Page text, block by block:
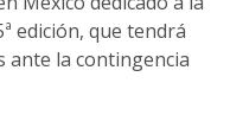
edición, que tendrá
ante la contingencia